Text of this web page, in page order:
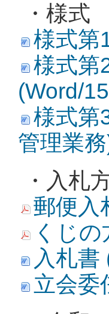
・様式
様式第
様式第
(Word/
様式第
管理業
・入札
郵便入
くじ
入札
立会委